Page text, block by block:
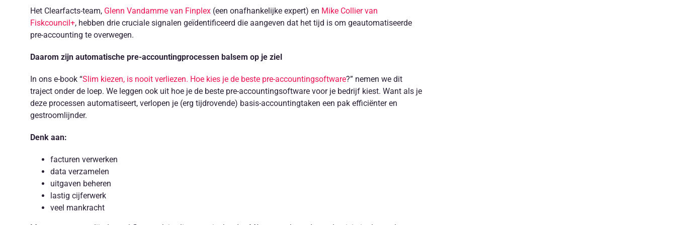
Het Clearfacts-team, Glenn Vandamme van Finplex(een onafhankelijke expert) en Mike Collier van
Fiskcouncil+, hebben drie cruciale signalen geïdentificeerd die aangeven dat het tijd is om geautomatiseerde
pre-accounting te overwegen.
Daarom zijn automatische pre-accountingprocessen balsem op je ziel
In ons e-book “Slim kiezen, is nooit verliezen. Hoe kies je de beste pre-accountingsoftware?” nemen we dit
traject onder de loep. We leggen ook uit hoe je de beste pre-accountingsoftware voor je bedrijf kiest. Want als je
deze processen automatiseert, verlopen je (erg tijdrovende) basis-accountingtaken een pak efficiënter en
gestroomlijnder.
Denk aan:
facturen verwerken
data verzamelen
uitgaven beheren
lastig cijferwerk
veel mankracht